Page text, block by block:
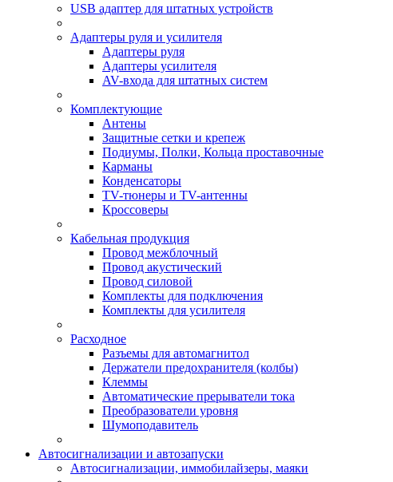
USB адаптер для штатных устройств
Адаптеры руля и усилителя
Адаптеры руля
Адаптеры усилителя
AV-входа для штатных систем
Комплектующие
Антены
Защитные сетки и крепеж
Подиумы, Полки, Кольца проставочные
Карманы
Конденсаторы
TV-тюнеры и TV-антенны
Кроссоверы
Кабельная продукция
Провод межблочный
Провод акустический
Провод силовой
Комплекты для подключения
Комплекты для усилителя
Расходное
Разъемы для автомагнитол
Держатели предохранителя (колбы)
Клеммы
Автоматические прерыватели тока
Преобразователи уровня
Шумоподавитель
Автосигнализации и автозапуски
Автосигнализации, иммобилайзеры, маяки